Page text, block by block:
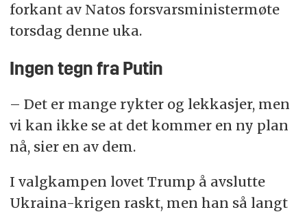
forkant av Natos forsvarsministermøte
torsdag denne uka.
Ingen tegn fra Putin
– Det er mange rykter og lekkasjer, men
vi kan ikke se at det kommer en ny plan
nå, sier en av dem.
I valgkampen lovet Trump å avslutte
Ukraina-krigen raskt, men han så langt